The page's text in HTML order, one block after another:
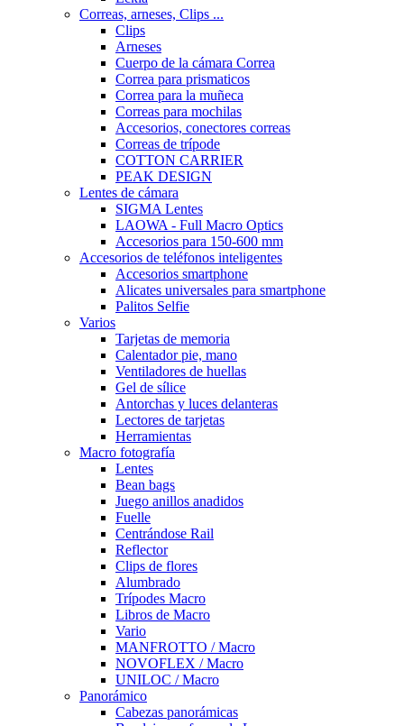
Correas, arneses, Clips ...
Clips
Arneses
Cuerpo de la cámara Correa
Correa para prismaticos
Correa para la muñeca
Correas para mochilas
Accesorios, conectores correas
Correas de trípode
COTTON CARRIER
PEAK DESIGN
Lentes de cámara
SIGMA Lentes
LAOWA - Full Macro Optics
Accesorios para 150-600 mm
Accesorios de teléfonos inteligentes
Accesorios smartphone
Alicates universales para smartphone
Palitos Selfie
Varios
Tarjetas de memoria
Calentador pie, mano
Ventiladores de huellas
Gel de sílice
Antorchas y luces delanteras
Lectores de tarjetas
Herramientas
Macro fotografía
Lentes
Bean bags
Juego anillos anadidos
Fuelle
Centrándose Rail
Reflector
Clips de flores
Alumbrado
Trípodes Macro
Libros de Macro
Vario
MANFROTTO / Macro
NOVOFLEX / Macro
UNILOC / Macro
Panorámico
Cabezas panorámicas